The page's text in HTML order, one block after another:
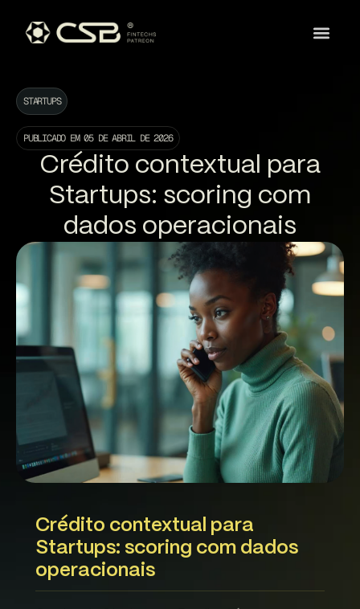
STARTUPS
PUBLICADO EM 05 DE ABRIL DE 2026
Crédito contextual para
Startups: scoring com
dados operacionais
Crédito contextual para
Startups: scoring com dados
operacionais